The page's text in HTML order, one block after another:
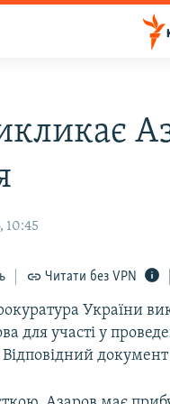
10:45
Читати без VPN
України
для участі у